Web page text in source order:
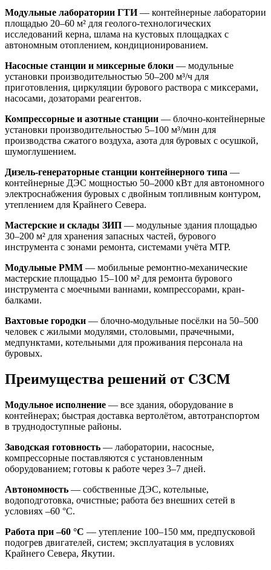
Модульные лаборатории ГТИ— контейнерные лаборатории
площадью 20–60 м² для геолого-технологических
исследований керна, шлама на кустовых площадках с
автономным отоплением, кондиционированием.
Насосные станции и миксерные блоки — модульные
установки производительностью 50–200 м³/ч для
приготовления, циркуляции бурового раствора с миксерами,
насосами, дозаторами реагентов.
Компрессорные и азотные станции — блочно-контейнерные
установки производительностью 5–100 м³/мин для
производства сжатого воздуха, азота для буровых с осушкой,
шумоглушением.
Дизель-генераторные станции контейнерного типа —
контейнерные ДЭС мощностью 50–2000 кВт для автономного
электроснабжения буровых с двойным топливным контуром,
утеплением для Крайнего Севера.
Мастерские и склады ЗИП — модульные здания площадью
30–200 м² для хранения запасных частей, бурового
инструмента с зонами ремонта, системами учёта МТР.
Модульные РММ — мобильные ремонтно-механические
мастерские площадью 15–100 м² для ремонта бурового
инструмента с моечными ваннами, компрессорами, кран-
балками.
Вахтовые городки — блочно-модульные посёлки на 50–500
человек с жилыми модулями, столовыми, прачечными,
медпунктами, котельными для проживания персонала на
буровых.
Преимущества решений от СЗСМ
Модульное исполнение — все здания, оборудование в
контейнерах; быстрая доставка вертолётом, автотранспортом
в труднодоступные районы.
Заводская готовность — лаборатории, насосные,
компрессорные поставляются с установленным
оборудованием; готовы к работе через 3–7 дней.
Автономность — собственные ДЭС, котельные,
водоподготовка, очистные; работа без внешних сетей в
условиях –60 °C.
Работа при –60 °C — утепление 100–150 мм, предпусковой
подогрев двигателей, систем; эксплуатация в условиях
Крайнего Севера, Якутии.